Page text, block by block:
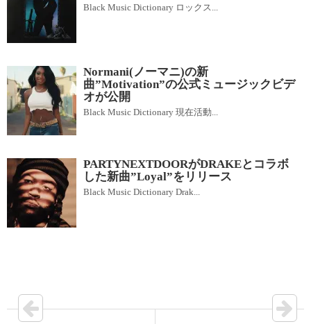
Black Music Dictionary ロックス...
Normani(ノーマニ)の新
曲”Motivation”の公式ミュージックビデ
オが公開
Black Music Dictionary 現在活動...
PARTYNEXTDOORがDRAKEとコラボ
した新曲”Loyal”をリリース
Black Music Dictionary Drak...